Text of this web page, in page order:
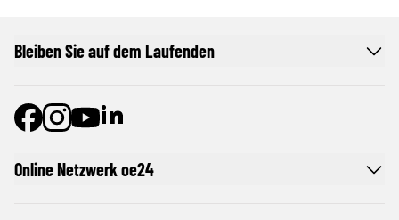
Online Netzwerk oe24
Bleiben Sie auf dem Laufenden